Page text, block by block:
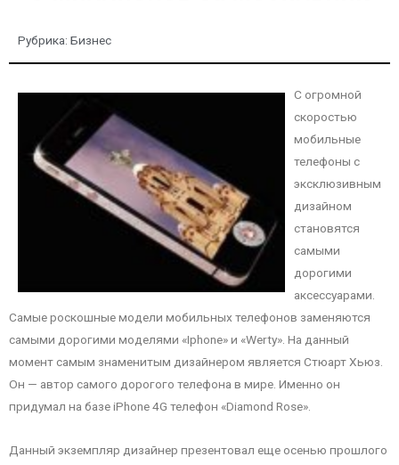
Рубрика: Бизнес
С огромной
скоростью
мобильные
телефоны с
эксклюзивным
дизайном
становятся
самыми
дорогими
аксессуарами.
Самые роскошные модели мобильных телефонов заменяются
самыми дорогими моделями «Iphone» и «Werty». На данный
момент самым знаменитым дизайнером является Стюарт Хьюз.
Он — автор самого дорогого телефона в мире. Именно он
придумал на базе iPhone 4G телефон «Diamond Rose».
Данный экземпляр дизайнер презентовал еще осенью прошлого